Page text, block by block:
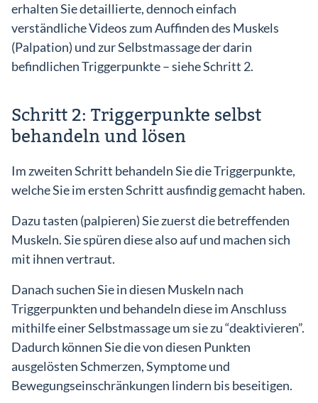
erhalten Sie detaillierte, dennoch einfach
verständliche Videos zum Auffinden des Muskels
(Palpation) und zur Selbstmassage der darin
befindlichen Triggerpunkte – siehe Schritt 2.
Schritt 2: Triggerpunkte selbst
behandeln und lösen
Im zweiten Schritt behandeln Sie die Triggerpunkte,
welche Sie im ersten Schritt ausfindig gemacht haben.
Dazu tasten (palpieren) Sie zuerst die betreffenden
Muskeln. Sie spüren diese also auf und machen sich
mit ihnen vertraut.
Danach suchen Sie in diesen Muskeln nach
Triggerpunkten und behandeln diese im Anschluss
mithilfe einer Selbstmassage um sie zu “deaktivieren”.
Dadurch können Sie die von diesen Punkten
ausgelösten Schmerzen, Symptome und
Bewegungseinschränkungen lindern bis beseitigen.